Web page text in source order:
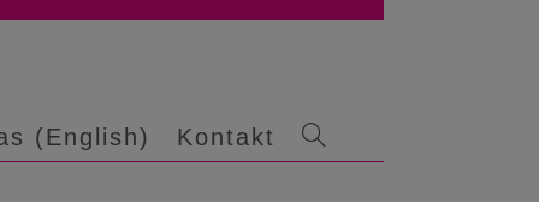
(English) Kontakt Website-